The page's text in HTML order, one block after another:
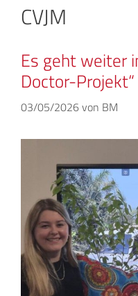
CVJM
Es geht weiter
Doctor-Projekt“
03/05/2026von BM